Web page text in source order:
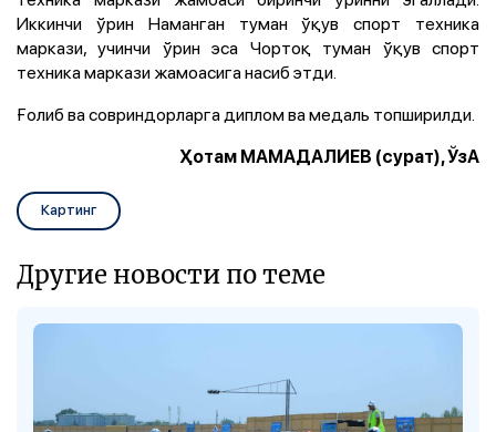
Иккинчи ўрин Наманган туман ўқув спорт техника
маркази, учинчи ўрин эса Чортоқ туман ўқув спорт
техника маркази жамоасига насиб этди.
Ғолиб ва совриндорларга диплом ва медаль топширилди.
Ҳотам МАМАДАЛИЕВ (сурат), ЎзА
Картинг
Другие новости по теме